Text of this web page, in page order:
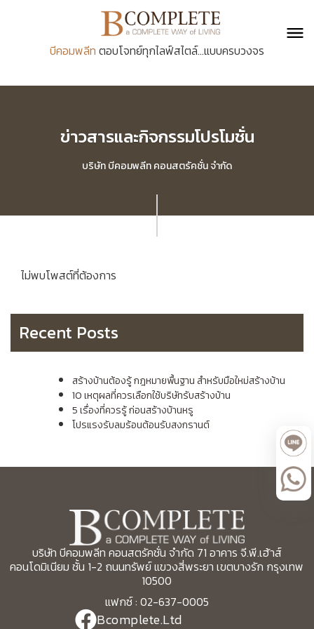
บีคอมพลีท ตอบโจทย์ทุกไลฟ์สไตล์...แบบครบวงจร
ข่าวสารและกิจกรรมโปรโมชั่น
บริษัท บีคอมพลีท คอนสตรัคชั่น จำกัด
ไม่พบโพสต์ที่ต้องการ
Recent Posts
สร้างบ้านต้องรู้ กฎหมายพื้นฐาน สำหรับมือใหม่สร้างบ้าน
10 เหตุผลที่ควรเลือกใช้บริษัทรับสร้างบ้าน
5 เรื่องที่ควรรู้ ก่อนสร้างบ้านหรู
โปรแรงรับลมร้อนต้อนรับสงกรานต์
บริษัท บีคอมพลีท คอนสตรัคชั่น จำกัด 71 อาคาร จี.พี.เฮ้าส์
คอนโดมิเนียม ชั้น 1-2 ถนนทรัพย์ แขวงสี่พระยา เขตบางรัก กรุงเทพ
10500
แฟกซ์ : 02-637-0005
Bcomplete.Ltd